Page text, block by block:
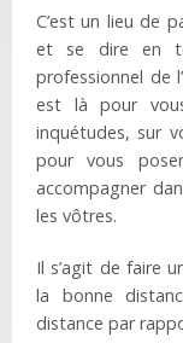
C’est un lieu de
et se dire en
professionnel de
est là pour
inquétudes, sur
pour vous
accompagner
les vôtres.
Il s’agit de faire
la bonne
distance par